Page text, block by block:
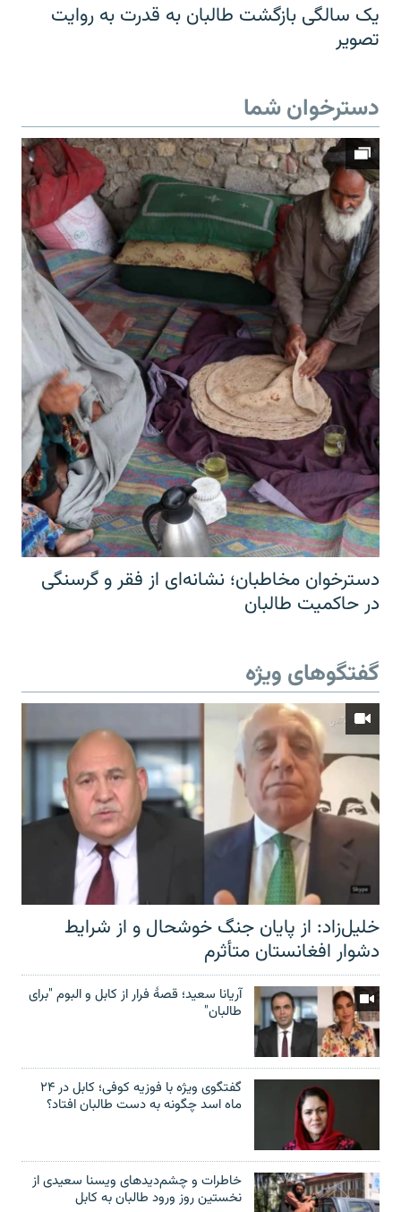
یک سالگی بازگشت طالبان به قدرت به روایت
تصویر
دسترخوان شما
دسترخوان مخاطبان؛ نشانه‌ای از فقر و گرسنگی
در حاکمیت طالبان
گفتگوهای ویژه
خلیل‌زاد: از پایان جنگ خوشحال و از شرایط
دشوار افغانستان متأثرم
آریانا سعید؛ قصۀ فرار از کابل و البوم "برای
طالبان"
گفتگوی ویژه با فوزیه کوفی؛ کابل در ۲۴
ماه اسد چگونه به دست طالبان افتاد؟
خاطرات و چشم‌دید‌های ویسنا سعیدی از
نخستین روز ورود طالبان به کابل